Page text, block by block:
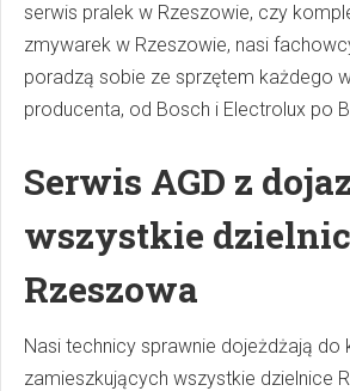
serwis pralek w Rzeszowie, czy
zmywarek w Rzeszowie, nasi
poradzą sobie ze sprzętem każdego
producenta, od Bosch i Electrolux po
Serwis AGD z
wszystkie
Rzeszowa
Nasi technicy sprawnie dojeżdżają do
zamieszkujących wszystkie dzielnice